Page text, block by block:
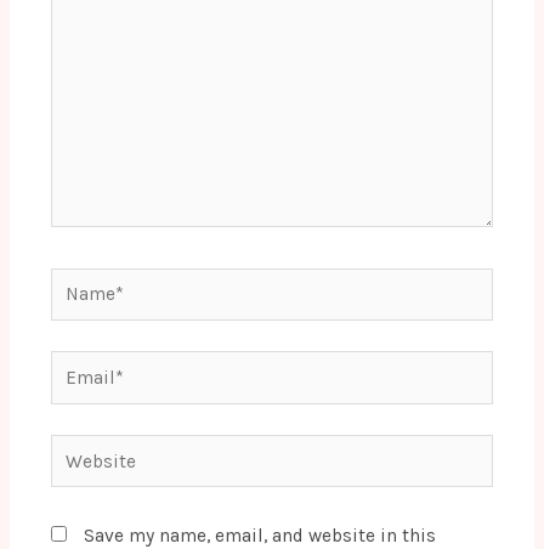
Name*
Email*
Website
Save my name, email, and website in this